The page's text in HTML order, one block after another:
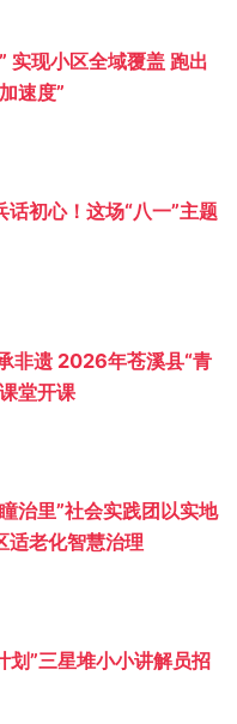
实现小区全域覆盖 跑出
速度”
话初心！这场“八一”主题
非遗 2026年苍溪县“青
堂开课
治里”社会实践团以实地
适老化智慧治理
划”三星堆小小讲解员招